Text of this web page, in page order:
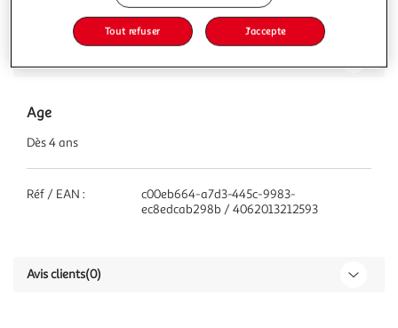
Age
Dès 4 ans
Réf / EAN :
c00eb664-a7d3-445c-9983-
ec8edcab298b / 4062013212593
Avis clients(0)
Tout refuser J'accepte